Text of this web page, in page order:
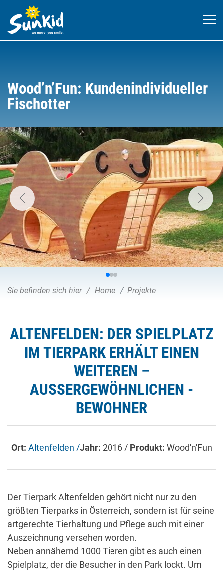
Wood’n’Fun: Kundenindividueller
Fischotter
Sie befinden sich hier Home Projekte
ALTENFELDEN: DER SPIELPLATZ
IM TIERPARK ERHÄLT EINEN
WEITEREN –
AUSSERGEWÖHNLICHEN - B
EWOHNER
Ort: Altenfelden /Jahr: 2016 / Produkt: Wood'n'Fun
Der Tierpark Altenfelden gehört nicht nur zu den
größten Tierparks in Österreich, sondern ist für seine
artgerechte Tierhaltung und Pflege auch mit einer
Auszeichnung versehen worden.
Neben annähernd 1000 Tieren gibt es auch einen
Spielplatz, der die Besucher in den Park lockt. Um